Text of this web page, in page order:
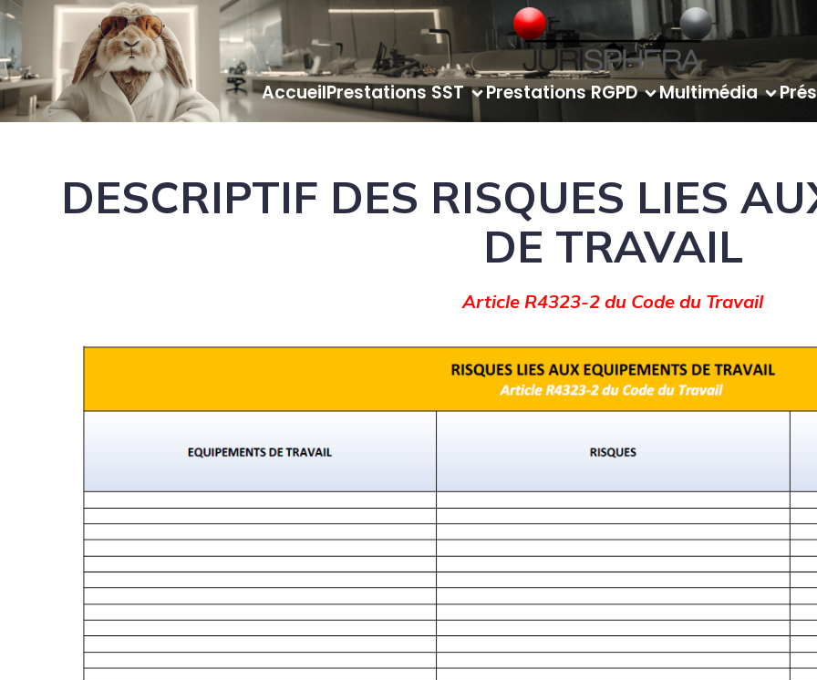
AccueilPrestations SST Prestations RGPD Multimédia
DESCRIPTIF DES RISQUES LIES
DE TRAVAIL
Article R4323-2 du Code du Travail